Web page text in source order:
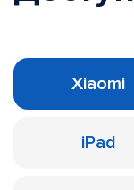
Xiaomi
iPad